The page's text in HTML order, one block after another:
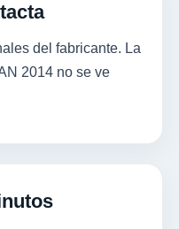
del fabricante. La
2014 no se ve